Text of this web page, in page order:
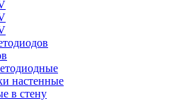
настенные
в стену